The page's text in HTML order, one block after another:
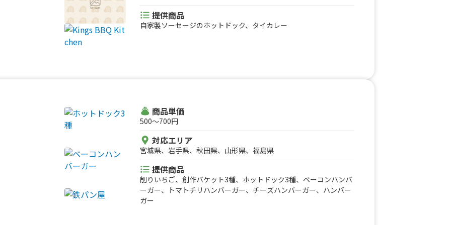
県、福島県
提供商品
自家製ソーセージのホットドック、タイカレー
商品単価
500〜700円
対応エリア
宮城県、岩手県、秋田県、山形県、福島県
提供商品
削りいちご、創作バケット3種、ホットドック3種、ベーコンハンバ
ーガー、トマトチリハンバーガー、チーズハンバーガー、ハンバー
ガー